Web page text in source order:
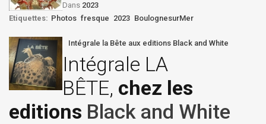
Dans 2023
Etiquettes: Photos fresque 2023 BoulognesurMer
Intégrale la Bête aux editions Black and White
Intégrale LA
BÊTE, chez les
editions Black and White